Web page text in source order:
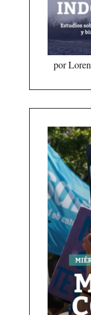
por